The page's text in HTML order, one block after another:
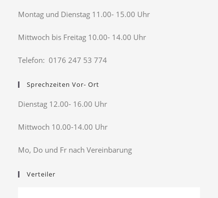
Montag und Dienstag 11.00- 15.00 Uhr
Mittwoch bis Freitag 10.00- 14.00 Uhr
Telefon: 0176 247 53 774
Sprechzeiten Vor- Ort
Dienstag 12.00- 16.00 Uhr
Mittwoch 10.00-14.00 Uhr
Mo, Do und Fr nach Vereinbarung
Verteiler